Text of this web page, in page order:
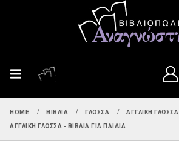
HOME ΒΙΒΛΊΑ ΓΛΏΣΣΑ ΑΓΓΛΙΚΉ ΓΛΏΣΣΑ
ΑΓΓΛΙΚΉ ΓΛΏΣΣΑ - ΒΙΒΛΊΑ ΓΙΑ ΠΑΙΔΙΆ